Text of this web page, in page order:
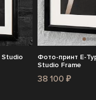
Studio
Фото-принт E-
Studio Frame
38 100 ₽